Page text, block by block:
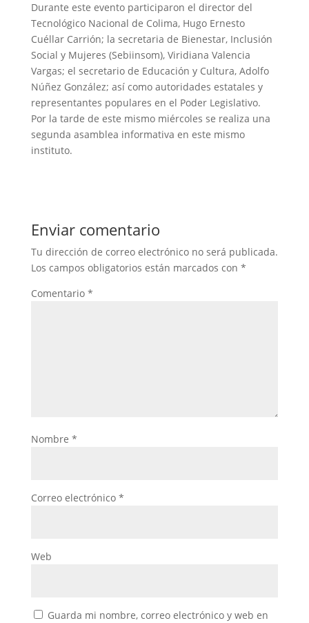
Durante este evento participaron el director del
Tecnológico Nacional de Colima, Hugo Ernesto
Cuéllar Carrión; la secretaria de Bienestar, Inclusión
Social y Mujeres (Sebiinsom), Viridiana Valencia
Vargas; el secretario de Educación y Cultura, Adolfo
Núñez González; así como autoridades estatales y
representantes populares en el Poder Legislativo.
Por la tarde de este mismo miércoles se realiza una
segunda asamblea informativa en este mismo
instituto.
Enviar comentario
Tu dirección de correo electrónico no será publicada.
Los campos obligatorios están marcados con *
Comentario *
Nombre *
Correo electrónico *
Web
Guarda mi nombre, correo electrónico y web en